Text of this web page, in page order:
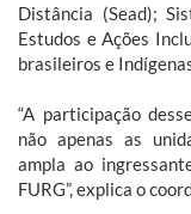
Distância (Sead);
Estudos e Ações
brasileiros e
“A participação
não apenas as
ampla ao
FURG”, explica o